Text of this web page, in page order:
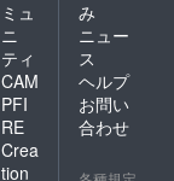
ミュ
ニ
ティ
CAM
PFI
RE
Crea
tion
み
ニュー
ス
ヘルプ
お問い
合わせ